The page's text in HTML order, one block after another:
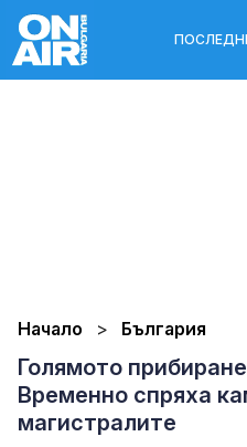
Начало България
Голямото
Временно спряха
магистралите